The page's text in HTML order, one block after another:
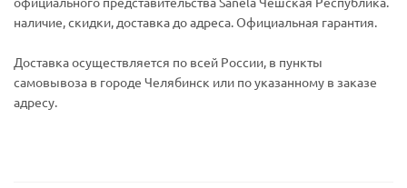
наличие, скидки, доставка до адреса. Официальная гарантия.
Доставка осуществляется по всей России, в пункты
самовывоза в городе Челябинск или по указанному в заказе
адресу.